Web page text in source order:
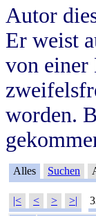
Autor
Er weist
von einer
worden.
Alles Suchen
|< < > >|